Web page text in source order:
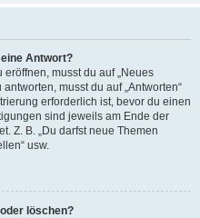
Antwort?
musst du auf „Neues
musst du auf „Antworten“
erforderlich ist, bevor du einen
sind jeweils am Ende der
Z. B. „Du darfst neue Themen
usw.
löschen?